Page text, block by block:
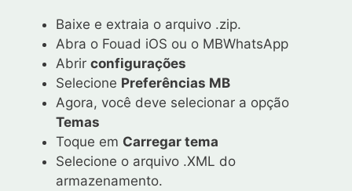
Baixe e extraia o arquivo .zip.
Abra o Fouad iOS ou o MBWhatsApp
Abrir configurações
Selecione Preferências MB
Agora, você deve selecionar a opção
Temas
Toque em Carregar tema
Selecione o arquivo .XML do
armazenamento.